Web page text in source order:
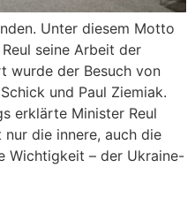
Unter diesem Motto
seine Arbeit der
wurde der Besuch von
und Paul Ziemiak.
erklärte Minister Reul
nur die innere, auch die
Wichtigkeit – der Ukraine-